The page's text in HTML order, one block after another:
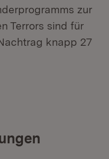
zur
Terrors sind für
knapp 27